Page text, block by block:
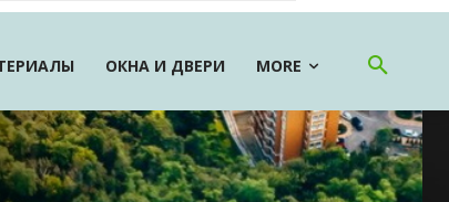
ОКНА И ДВЕРИ MORE